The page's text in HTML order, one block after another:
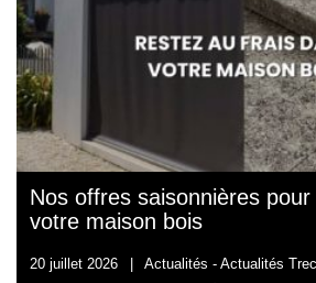
Nos offres saisonnières
votre maison bois
20 juillet 2026 Actualités - Actualités